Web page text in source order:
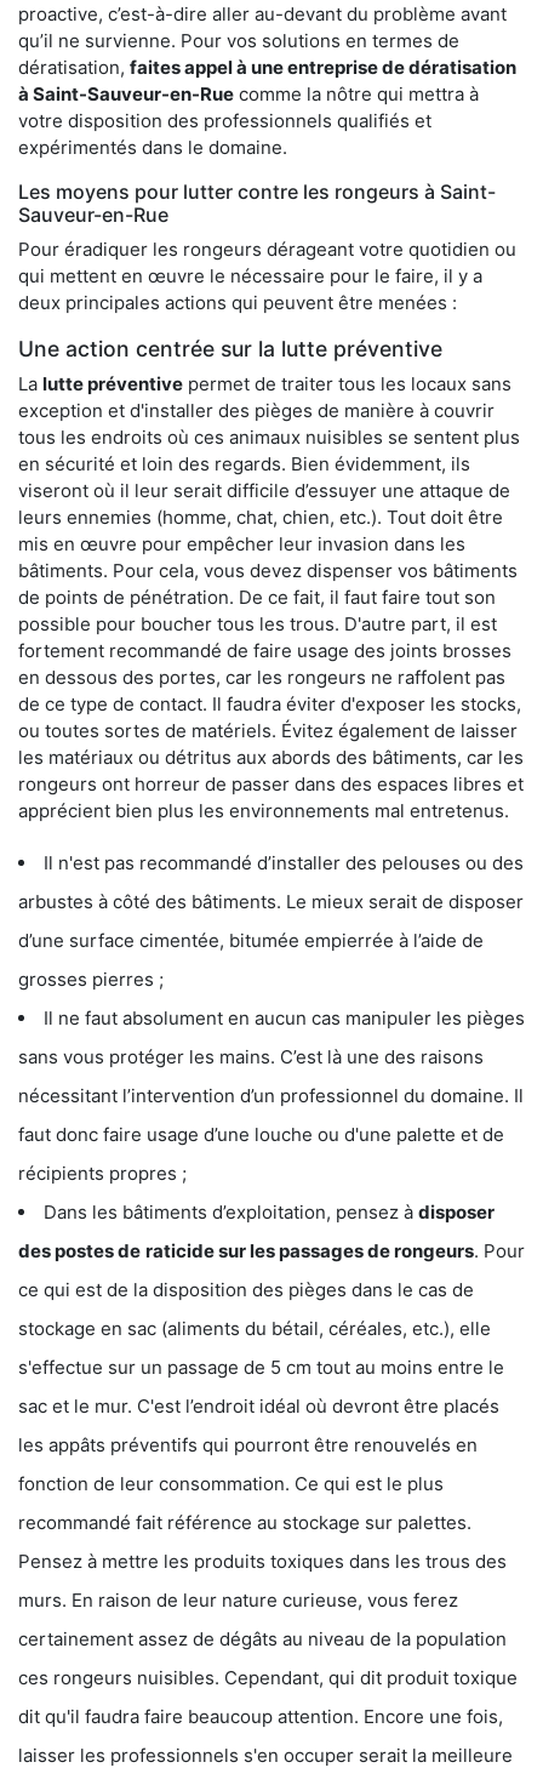
proactive, c’est-à-dire aller au-devant du problème avant
qu’il ne survienne. Pour vos solutions en termes de
dératisation, faites appel à une entreprise de dératisation
à Saint-Sauveur-en-Rue comme la nôtre qui mettra à
votre disposition des professionnels qualifiés et
expérimentés dans le domaine.
Les moyens pour lutter contre les rongeurs à Saint-
Sauveur-en-Rue
Pour éradiquer les rongeurs dérageant votre quotidien ou
qui mettent en œuvre le nécessaire pour le faire, il y a
deux principales actions qui peuvent être menées :
Une action centrée sur la lutte préventive
La lutte préventive permet de traiter tous les locaux sans
exception et d'installer des pièges de manière à couvrir
tous les endroits où ces animaux nuisibles se sentent plus
en sécurité et loin des regards. Bien évidemment, ils
viseront où il leur serait difficile d’essuyer une attaque de
leurs ennemies (homme, chat, chien, etc.). Tout doit être
mis en œuvre pour empêcher leur invasion dans les
bâtiments. Pour cela, vous devez dispenser vos bâtiments
de points de pénétration. De ce fait, il faut faire tout son
possible pour boucher tous les trous. D'autre part, il est
fortement recommandé de faire usage des joints brosses
en dessous des portes, car les rongeurs ne raffolent pas
de ce type de contact. Il faudra éviter d'exposer les stocks,
ou toutes sortes de matériels. Évitez également de laisser
les matériaux ou détritus aux abords des bâtiments, car les
rongeurs ont horreur de passer dans des espaces libres et
apprécient bien plus les environnements mal entretenus.
Il n'est pas recommandé d’installer des pelouses ou des
arbustes à côté des bâtiments. Le mieux serait de disposer
d’une surface cimentée, bitumée empierrée à l’aide de
grosses pierres ;
Il ne faut absolument en aucun cas manipuler les pièges
sans vous protéger les mains. C’est là une des raisons
nécessitant l’intervention d’un professionnel du domaine. Il
faut donc faire usage d’une louche ou d'une palette et de
récipients propres ;
Dans les bâtiments d’exploitation, pensez à disposer
des postes de raticide sur les passages de rongeurs. Pour
ce qui est de la disposition des pièges dans le cas de
stockage en sac (aliments du bétail, céréales, etc.), elle
s'effectue sur un passage de 5 cm tout au moins entre le
sac et le mur. C'est l’endroit idéal où devront être placés
les appâts préventifs qui pourront être renouvelés en
fonction de leur consommation. Ce qui est le plus
recommandé fait référence au stockage sur palettes.
Pensez à mettre les produits toxiques dans les trous des
murs. En raison de leur nature curieuse, vous ferez
certainement assez de dégâts au niveau de la population
ces rongeurs nuisibles. Cependant, qui dit produit toxique
dit qu'il faudra faire beaucoup attention. Encore une fois,
laisser les professionnels s'en occuper serait la meilleure